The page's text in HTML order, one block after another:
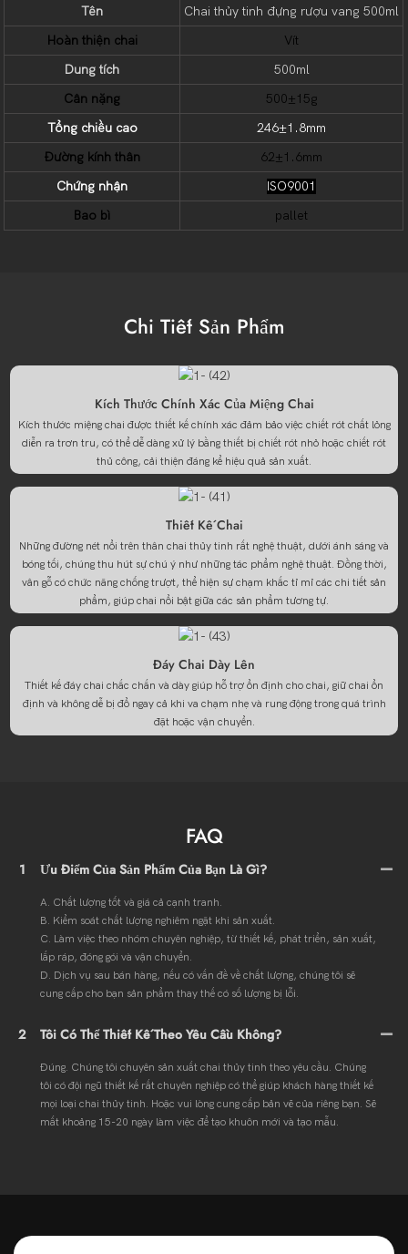
Tên
Chai thủy tinh đựng rượu vang 500ml
Hoàn thiện chai
Vít
Dung tích
500ml
Cân nặng
500±15g
Tổng chiều cao
246±1.8mm
Đường kính thân
62±1.6mm
Chứng nhận
ISO9001
Bao bì
pallet
Chi Tiết Sản Phẩm
Kích Thước Chính Xác Của Miệng Chai
Kích thước miệng chai được thiết kế chính xác đảm bảo việc chiết rót chất lỏng
diễn ra trơn tru, có thể dễ dàng xử lý bằng thiết bị chiết rót nhỏ hoặc chiết rót
thủ công, cải thiện đáng kể hiệu quả sản xuất.
Thiết Kế Chai
Những đường nét nổi trên thân chai thủy tinh rất nghệ thuật, dưới ánh sáng và
bóng tối, chúng thu hút sự chú ý như những tác phẩm nghệ thuật. Đồng thời,
vân gỗ có chức năng chống trượt, thể hiện sự chạm khắc tỉ mỉ các chi tiết sản
phẩm, giúp chai nổi bật giữa các sản phẩm tương tự.
Đáy Chai Dày Lên
Thiết kế đáy chai chắc chắn và dày giúp hỗ trợ ổn định cho chai, giữ chai ổn
định và không dễ bị đổ ngay cả khi va chạm nhẹ và rung động trong quá trình
đặt hoặc vận chuyển.
FAQ
1 Ưu Điểm Của Sản Phẩm Của Bạn Là Gì?
A. Chất lượng tốt và giá cả cạnh tranh.
B. Kiểm soát chất lượng nghiêm ngặt khi sản xuất.
C. Làm việc theo nhóm chuyên nghiệp, từ thiết kế, phát triển, sản xuất,
lắp ráp, đóng gói và vận chuyển.
D. Dịch vụ sau bán hàng, nếu có vấn đề về chất lượng, chúng tôi sẽ
cung cấp cho bạn sản phẩm thay thế có số lượng bị lỗi.
2 Tôi Có Thể Thiết Kế Theo Yêu Cầu Không?
Đúng. Chúng tôi chuyên sản xuất chai thủy tinh theo yêu cầu. Chúng
tôi có đội ngũ thiết kế rất chuyên nghiệp có thể giúp khách hàng thiết kế
mọi loại chai thủy tinh. Hoặc vui lòng cung cấp bản vẽ của riêng bạn. Sẽ
mất khoảng 15-20 ngày làm việc để tạo khuôn mới và tạo mẫu.